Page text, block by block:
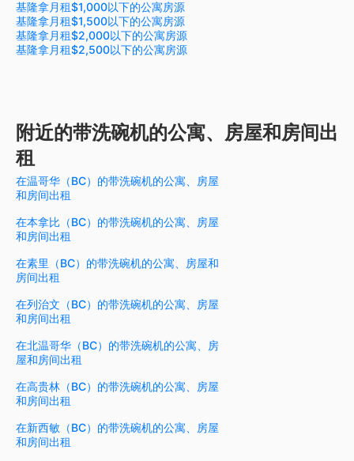
基隆拿月租$1,000以下的公寓房源
基隆拿月租$1,500以下的公寓房源
基隆拿月租$2,000以下的公寓房源
基隆拿月租$2,500以下的公寓房源
附近的带洗碗机的公寓、房屋和房间出
租
在温哥华（BC）的带洗碗机的公寓、房屋
和房间出租
在本拿比（BC）的带洗碗机的公寓、房屋
和房间出租
在素里（BC）的带洗碗机的公寓、房屋和
房间出租
在列治文（BC）的带洗碗机的公寓、房屋
和房间出租
在北温哥华（BC）的带洗碗机的公寓、房
屋和房间出租
在高贵林（BC）的带洗碗机的公寓、房屋
和房间出租
在新西敏（BC）的带洗碗机的公寓、房屋
和房间出租